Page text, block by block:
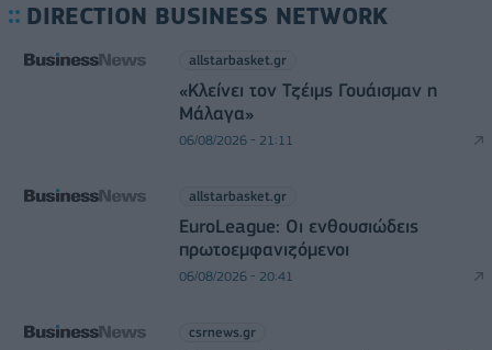
DIRECTION BUSINESS NETWORK
allstarbasket.gr
«Κλείνει τον Τζέιμς Γουάισμαν η
Μάλαγα»
06/08/2026 - 21:11
allstarbasket.gr
EuroLeague: Οι ενθουσιώδεις
πρωτοεμφανιζόμενοι
06/08/2026 - 20:41
csrnews.gr